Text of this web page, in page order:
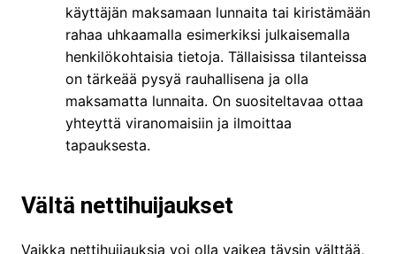
käyttäjän maksamaan lunnaita tai kiristämään
rahaa uhkaamalla esimerkiksi julkaisemalla
henkilökohtaisia tietoja. Tällaisissa tilanteissa
on tärkeää pysyä rauhallisena ja olla
maksamatta lunnaita. On suositeltavaa ottaa
yhteyttä viranomaisiin ja ilmoittaa
tapauksesta.
Vältä nettihuijaukset
Vaikka nettihuijauksia voi olla vaikea täysin välttää,